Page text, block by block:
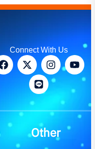
Connect With Us
Other